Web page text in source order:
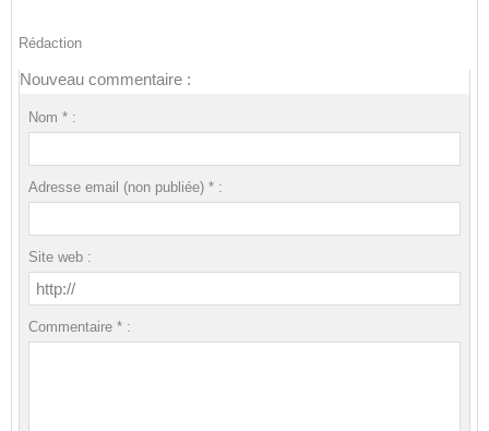
Rédaction
Nouveau commentaire :
Nom * :
Adresse email (non publiée) * :
Site web :
Commentaire * :